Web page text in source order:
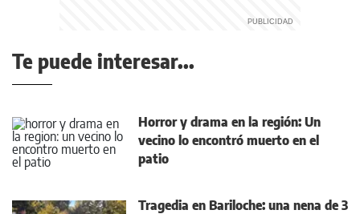
Te puede interesar...
Horror y drama en la región: Un
vecino lo encontró muerto en el
patio
Tragedia en Bariloche: una nena de 3